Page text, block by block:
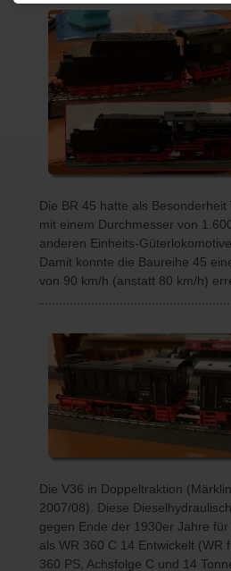
Die BR 45 hatte als
mit einem Durchmesser von
anderen Einheits-
Damit konnte die Baureihe 45
von 90 km/h (anstatt 80 km/h)
Die V36 in Doppeltraktion
2007/08). Diese
gegen Ende der 1930er Jahre
als WR 360 C 14 Entwickelt (WR
360 PS, Achsfolge C und 14